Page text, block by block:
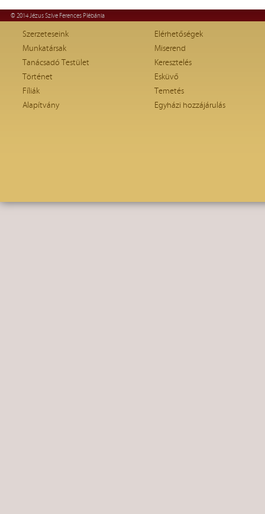
© 2014 Jézus Szíve Ferences Plébánia
Szerzeteseink
Munkatársak
Tanácsadó Testület
Történet
Fíliák
Alapítvány
Elérhetőségek
Miserend
Keresztelés
Esküvő
Temetés
Egyházi hozzájárulás